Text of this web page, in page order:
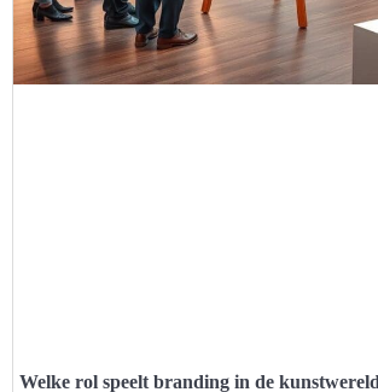
Welke rol speelt branding in de